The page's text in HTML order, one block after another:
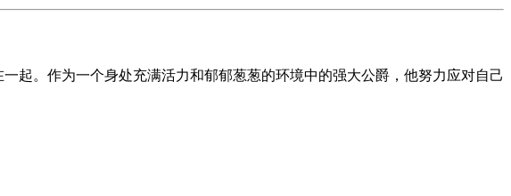
起。作为一个身处充满活力和郁郁葱葱的环境中的强大公爵，他努力应对自己